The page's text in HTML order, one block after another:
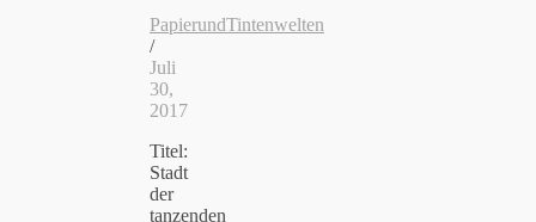
PapierundTintenwelten
/
Juli
30,
2017
Titel:
Stadt
der
tanzenden